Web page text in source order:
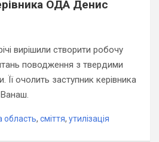
ОДА Денис
вирішили створити робочу
поводження з твердими
Її очолить заступник керівника
область, сміття, утилізація